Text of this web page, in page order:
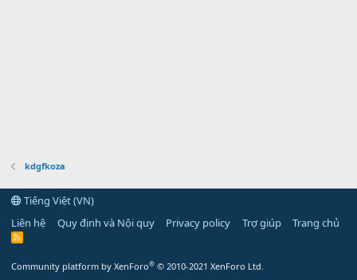
kdgfkoza
Tiếng Việt (VN)
Liên hệ
Quy định và Nội quy Privacy policy Trợ giúp Trang chủ
R
Community platform by XenForo® © 2010-2021 XenForo Ltd.